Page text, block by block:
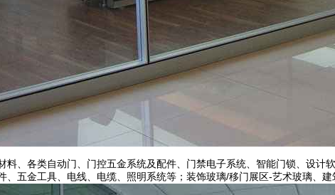
料、各类自动门、门控五金系统及配件、门禁电子系统、智能门锁、设计
、五金工具、电线、电缆、照明系统等；装饰玻璃/移门展区-艺术玻璃、建